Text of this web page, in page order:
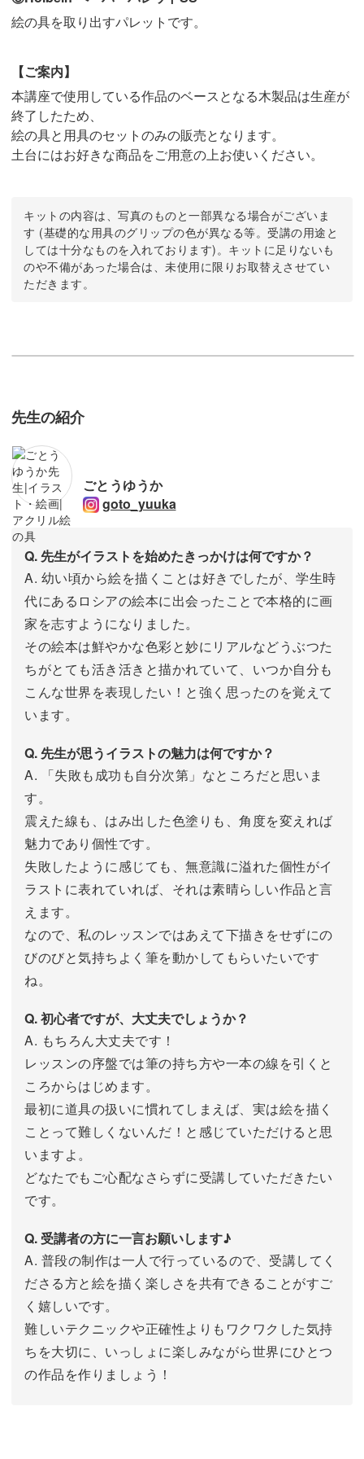
絵の具を取り出すパレットです。
【ご案内】
本講座で使用している作品のベースとなる木製品は生産が
終了したため、
絵の具と用具のセットのみの販売となります。
土台にはお好きな商品をご用意の上お使いください。
キットの内容は、写真のものと一部異なる場合がございま
す (基礎的な用具のグリップの色が異なる等。受講の用途と
しては十分なものを入れております)。キットに足りないも
のや不備があった場合は、未使用に限りお取替えさせてい
ただきます。
先生の紹介
ごとうゆうか
goto_yuuka
Q. 先生がイラストを始めたきっかけは何ですか？
A. 幼い頃から絵を描くことは好きでしたが、学生時
代にあるロシアの絵本に出会ったことで本格的に画
家を志すようになりました。
その絵本は鮮やかな色彩と妙にリアルなどうぶつた
ちがとても活き活きと描かれていて、いつか自分も
こんな世界を表現したい！と強く思ったのを覚えて
います。
Q. 先生が思うイラストの魅力は何ですか？
A. 「失敗も成功も自分次第」なところだと思いま
す。
震えた線も、はみ出した色塗りも、角度を変えれば
魅力であり個性です。
失敗したように感じても、無意識に溢れた個性がイ
ラストに表れていれば、それは素晴らしい作品と言
えます。
なので、私のレッスンではあえて下描きをせずにの
びのびと気持ちよく筆を動かしてもらいたいです
ね。
Q. 初心者ですが、大丈夫でしょうか？
A. もちろん大丈夫です！
レッスンの序盤では筆の持ち方や一本の線を引くと
ころからはじめます。
最初に道具の扱いに慣れてしまえば、実は絵を描く
ことって難しくないんだ！と感じていただけると思
いますよ。
どなたでもご心配なさらずに受講していただきたい
です。
Q. 受講者の方に一言お願いします♪
A. 普段の制作は一人で行っているので、受講してく
ださる方と絵を描く楽しさを共有できることがすご
く嬉しいです。
難しいテクニックや正確性よりもワクワクした気持
ちを大切に、いっしょに楽しみながら世界にひとつ
の作品を作りましょう！